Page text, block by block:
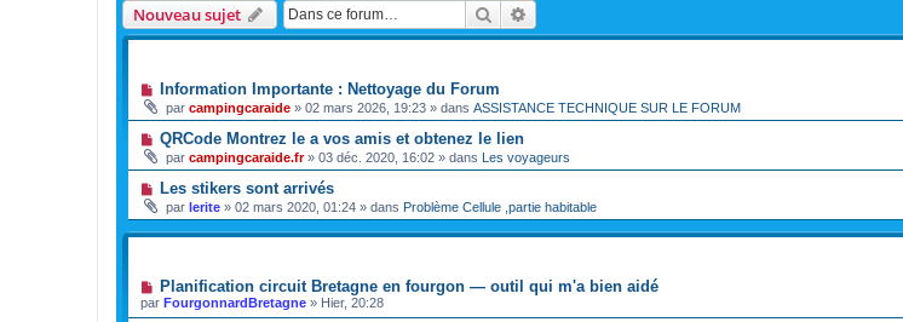
Nouveau sujet Rechercher
Information Importante : Nettoyage du Forum
par campingcaraide » 02 mars 2026, 19:23 » dans ASSISTANCE TECHNIQUE SUR LE FORUM
QRCode Montrez le a vos amis et obtenez le lien
par campingcaraide.fr» 03 déc. 2020, 16:02 » dans Les voyageurs
Les stikers sont arrivés
par lerite » 02 mars 2020, 01:24 » dans Problème Cellule ,partie habitable
Planification circuit Bretagne en fourgon — outil qui m'a bien aidé
par FourgonnardBretagne » Hier, 20:28